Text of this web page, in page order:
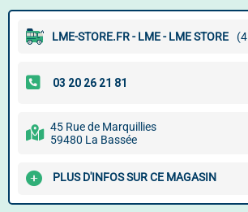
LME-STORE.FR - LME - LME STORE
45 Rue de Marquillies
59480 La Bassée
PLUS D'INFOS SUR CE MAGASIN